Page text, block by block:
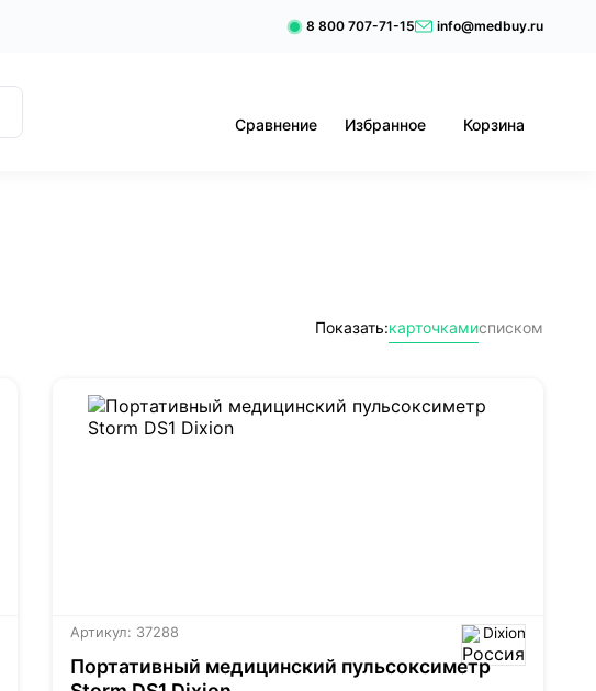
8 800 707-71-15 info@medbuy.ru
Сравнение Избранное Корзина
Показать:карточкамисписком
Артикул: 37288 Dixion
Портативный медицинский пульсоксиметр